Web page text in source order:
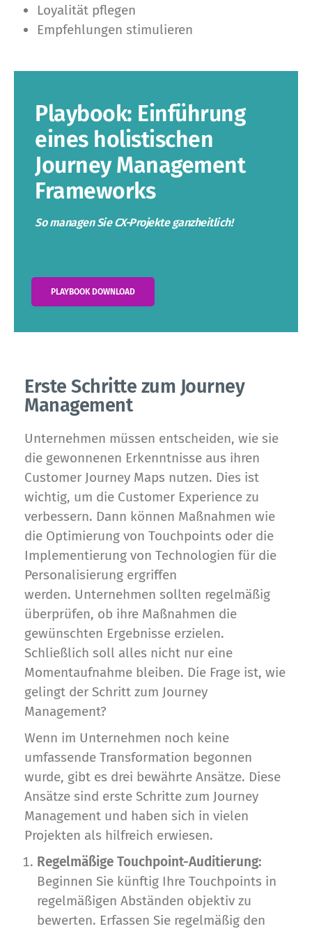
Loyalität pflegen
Empfehlungen stimulieren
Playbook: Einführung
eines holistischen
Journey Management
Frameworks
So managen Sie CX-Projekte ganzheitlich!
PLAYBOOK DOWNLOAD
Erste Schritte zum Journey
Management
Unternehmen müssen entscheiden, wie sie
die gewonnenen Erkenntnisse aus ihren
Customer Journey Maps nutzen. Dies ist
wichtig, um die Customer Experience zu
verbessern. Dann können Maßnahmen wie
die Optimierung von Touchpoints oder die
Implementierung von Technologien für die
Personalisierung ergriffen
werden. Unternehmen sollten regelmäßig
überprüfen, ob ihre Maßnahmen die
gewünschten Ergebnisse erzielen.
Schließlich soll alles nicht nur eine
Momentaufnahme bleiben. Die Frage ist, wie
gelingt der Schritt zum Journey
Management?
Wenn im Unternehmen noch keine
umfassende Transformation begonnen
wurde, gibt es drei bewährte Ansätze. Diese
Ansätze sind erste Schritte zum Journey
Management und haben sich in vielen
Projekten als hilfreich erwiesen.
Regelmäßige Touchpoint-Auditierung:
Beginnen Sie künftig Ihre Touchpoints in
regelmäßigen Abständen objektiv zu
bewerten. Erfassen Sie regelmäßig den